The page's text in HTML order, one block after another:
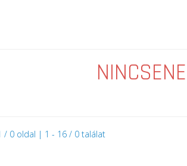
/ 0 oldal | 1 - 16 / 0 találat